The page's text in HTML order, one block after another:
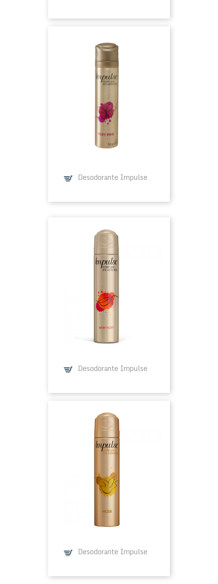
Desodorante Impulse
Desodorante Impulse
Desodorante Impulse